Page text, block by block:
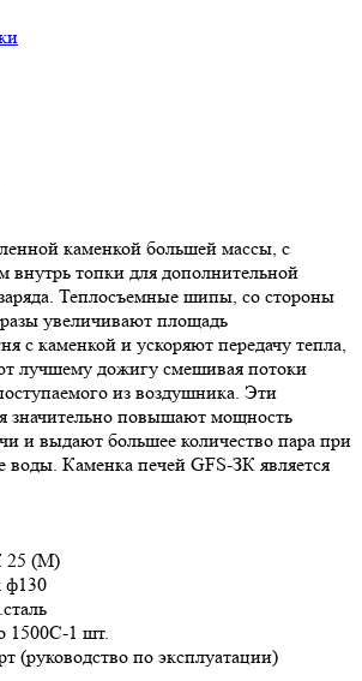
каменкой большей массы, с
внутрь топки для дополнительной
Теплосъемные шипы, со стороны
увеличивают площадь
с каменкой и ускоряют передачу тепла,
лучшему дожигу смешивая потоки
из воздушника. Эти
значительно повышают мощность
и выдают большее количество пара при
воды. Каменка печей GFS-ЗК является
25 (М)
ф130
1500С-1 шт.
(руководство по эксплуатации)